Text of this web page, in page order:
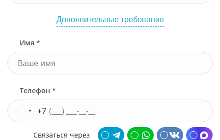
Дополнительные требования
Имя *
Телефон *
+7
Связаться через